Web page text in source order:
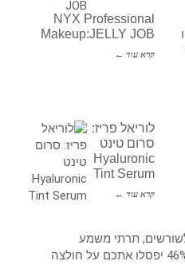
NYX Professional
Makeup:JELLY JOB
קרא עוד ←
לוריאל פריז:
סרום טינט
Hyaluronic
Tint Serum
קרא עוד ←
תרתי משמע
מריחים את הסוף: 46% יפסלו אתכם על חולצה